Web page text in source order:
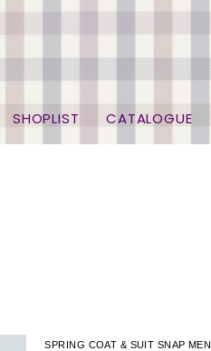
SHOPLIST CATALOGUE
SPRING COAT & SUIT SNAP MEN